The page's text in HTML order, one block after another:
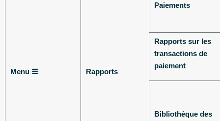
Menu ☰ Rapports
Paiements
Rapports sur les
transactions de
paiement
Bibliothèque des